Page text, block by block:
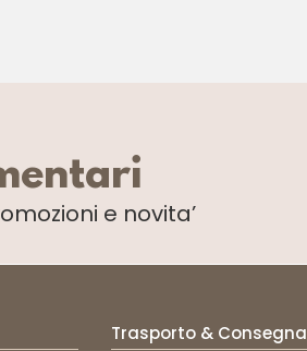
e novita’
Trasporto & Consegna